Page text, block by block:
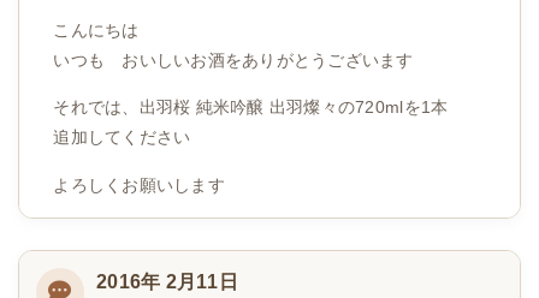
こんにちは
いつも おいしいお酒をありがとうございます
それでは、出羽桜 純米吟醸 出羽燦々の720mlを1本
追加してください
よろしくお願いします
2016年 2月11日